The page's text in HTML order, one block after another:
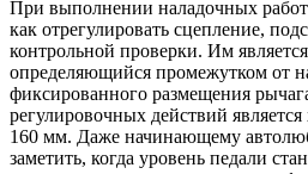
При выполнении наладочных
как отрегулировать сцепление,
контрольной проверки. Им
определяющийся промежутком от
фиксированного размещения
регулировочных действий
160 мм. Даже начинающему
заметить, когда уровень педали